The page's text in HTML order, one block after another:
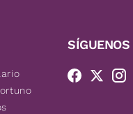
SÍGUENOS